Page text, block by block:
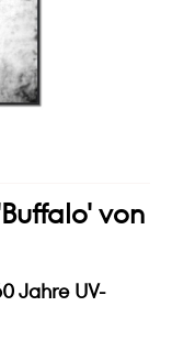
von
Jahre UV-